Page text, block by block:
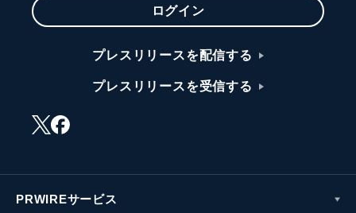
ログイン
プレスリリースを配信する
プレスリリースを受信する
PRWIREサービス